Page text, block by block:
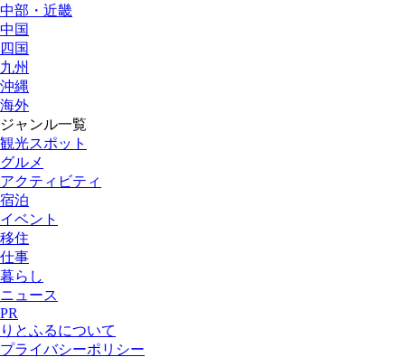
中部・近畿
中国
四国
九州
沖縄
海外
ジャンル一覧
観光スポット
グルメ
アクティビティ
宿泊
イベント
移住
仕事
暮らし
ニュース
PR
りとふるについて
プライバシーポリシー